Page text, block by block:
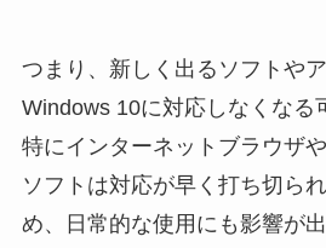
つまり、新しく出るソフトや
Windows 10に対応しなくなる
特にインターネットブラウザ
ソフトは対応が早く打ち切ら
め、日常的な使用にも影響が